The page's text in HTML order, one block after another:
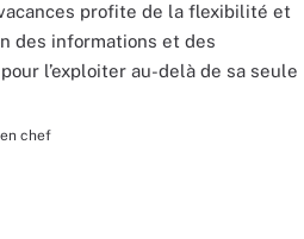
profite de la flexibilité et
des informations et des
l’exploiter au-delà de sa seule
chef